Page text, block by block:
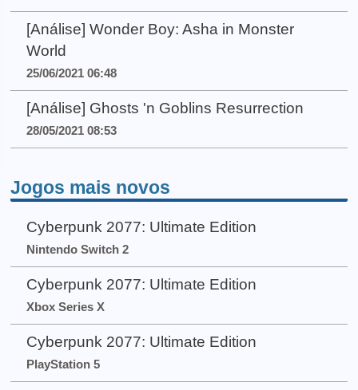
[Análise] Wonder Boy: Asha in Monster
World
25/06/2021 06:48
[Análise] Ghosts 'n Goblins Resurrection
28/05/2021 08:53
Jogos mais novos
Cyberpunk 2077: Ultimate Edition
Nintendo Switch 2
Cyberpunk 2077: Ultimate Edition
Xbox Series X
Cyberpunk 2077: Ultimate Edition
PlayStation 5